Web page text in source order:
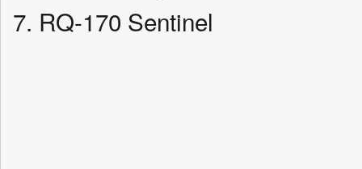
7. RQ-170 Sentinel